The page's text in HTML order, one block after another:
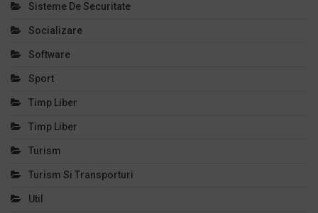
Sisteme De Securitate
Socializare
Software
Sport
Timp Liber
Timp Liber
Turism
Turism Si Transporturi
Util